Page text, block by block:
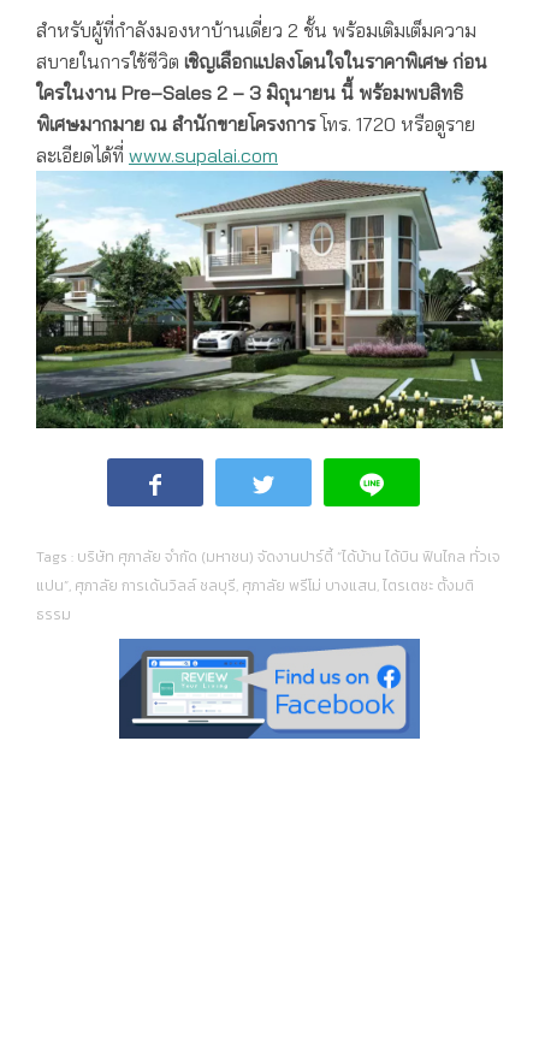
สำหรับผู้ที่กำลังมองหาบ้านเดี่ยว 2 ชั้น พร้อมเติมเต็มความ
สบายในการใช้ชีวิต เชิญเลือกแปลงโดนใจในราคาพิเศษ ก่อน
ใครในงาน Pre–Sales 2 – 3 มิถุนายน นี้ พร้อมพบสิทธิ
พิเศษมากมาย ณ สำนักขายโครงการโทร. 1720 หรือดูราย
ละเอียดได้ที่ www.supalai.com
Tags : บริษัท ศุภาลัย จำกัด (มหาชน) จัดงานปาร์ตี้ “ได้บ้าน ได้บิน ฟินไกล ทั่วเจ
แปน”, ศุภาลัย การเด้นวิลล์ ชลบุรี, ศุภาลัย พรีโม่ บางแสน,ไตรเตชะ ตั้งมติ
ธรรม